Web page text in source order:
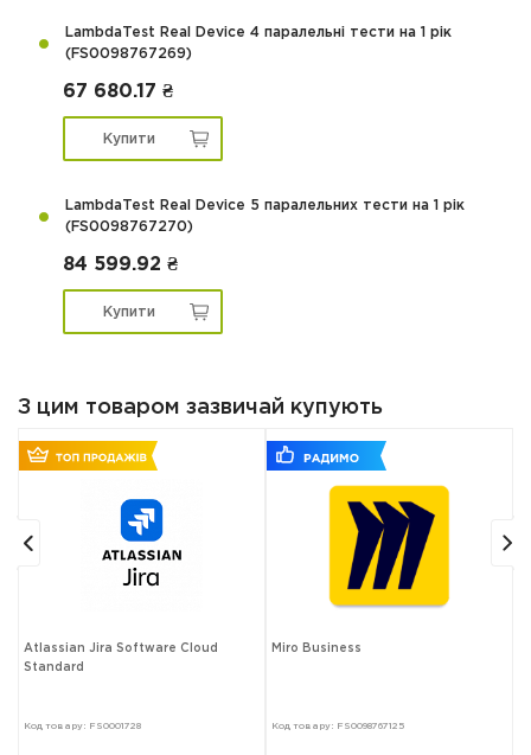
LambdaTest Real Device 4 паралельні тести на 1 рік
(FS0098767269)
67 680.17 ₴
Купити
LambdaTest Real Device 5 паралельних тести на 1 рік
(FS0098767270)
84 599.92 ₴
Купити
З цим товаром зазвичай купують
Atlassian Jira Software Cloud
Standard
Код товару: FS0001728
Miro Business
Код товару: FS0098767125